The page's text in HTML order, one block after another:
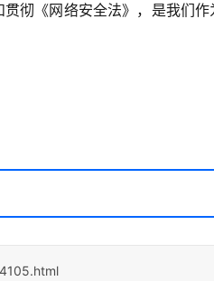
彻《网络安全法》，是我们作